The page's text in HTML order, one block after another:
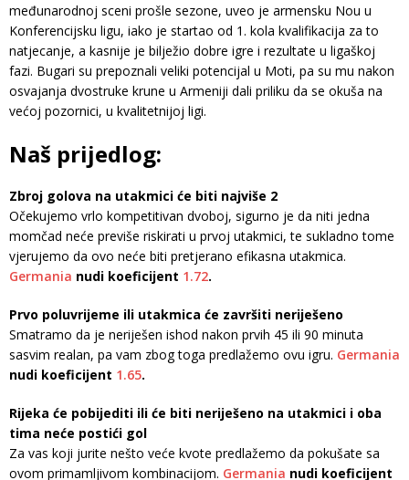
međunarodnoj sceni prošle sezone, uveo je armensku Nou u
Konferencijsku ligu, iako je startao od 1. kola kvalifikacija za to
natjecanje, a kasnije je bilježio dobre igre i rezultate u ligaškoj
fazi. Bugari su prepoznali veliki potencijal u Moti, pa su mu nakon
osvajanja dvostruke krune u Armeniji dali priliku da se okuša na
većoj pozornici, u kvalitetnijoj ligi.
Naš prijedlog:
Zbroj golova na utakmici će biti najviše 2
Očekujemo vrlo kompetitivan dvoboj, sigurno je da niti jedna
momčad neće previše riskirati u prvoj utakmici, te sukladno tome
vjerujemo da ovo neće biti pretjerano efikasna utakmica.
Germania nudi koeficijent 1.72.
Prvo poluvrijeme ili utakmica će završiti neriješeno
Smatramo da je neriješen ishod nakon prvih 45 ili 90 minuta
sasvim realan, pa vam zbog toga predlažemo ovu igru. Germania
nudi koeficijent 1.65.
Rijeka će pobijediti ili će biti neriješeno na utakmici i oba
tima neće postići gol
Za vas koji jurite nešto veće kvote predlažemo da pokušate sa
ovom primamljivom kombinacijom. Germania nudi koeficijent